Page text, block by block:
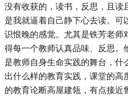
没有收获的，读书，反思，且读
是我就逼着自己静下心去读。可
识恨晚的感觉。尤其是铁芳老师
得每一个教师认真品味、反思。
是教师自身生命实践的舞台，什
出什么样的教育实践，课堂的高
的教育论断高屋建瓴，有点接近